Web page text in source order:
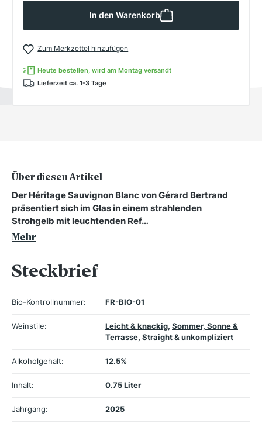
In den Warenkorb
Zum Merkzettel hinzufügen
Heute bestellen, wird am Montag versandt
Lieferzeit ca. 1-3 Tage
Über diesen Artikel
Der Héritage Sauvignon Blanc von Gérard Bertrand
präsentiert sich im Glas in einem strahlenden
Strohgelb mit leuchtenden Ref…
Mehr
Steckbrief
Bio-Kontrollnummer: FR-BIO-01
Weinstile: Leicht & knackig, Sommer, Sonne &
Terrasse, Straight & unkompliziert
Alkoholgehalt: 12.5%
Inhalt: 0.75 Liter
Jahrgang: 2025